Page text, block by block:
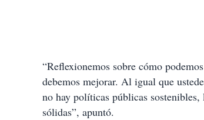
“Reflexionemos sobre cómo
debemos mejorar. Al igual que
no hay políticas públicas
sólidas”, apuntó.